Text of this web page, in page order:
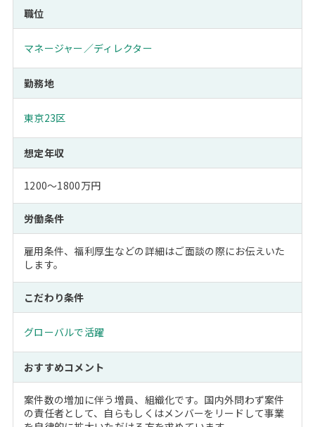
職位
マネージャー／ディレクター
勤務地
東京23区
想定年収
1200～1800万円
労働条件
雇用条件、福利厚生などの詳細はご面談の際にお伝えいた
します。
こだわり条件
グローバルで活躍
おすすめコメント
案件数の増加に伴う増員、組織化です。国内外問わず案件
の責任者として、自らもしくはメンバーをリードして事業